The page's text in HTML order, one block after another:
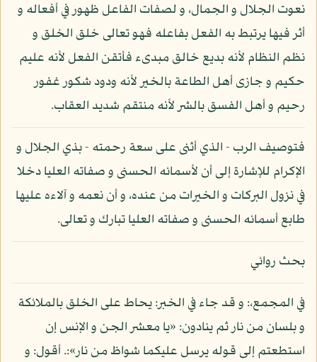
نعوت الجلال و الجمال، و لصفات الفاعل ظهور في أفعاله و
أثر فيها يرتبط به الفعل بفاعله فهو تعالى خلق الخلق و
نظم النظام لأنه بديع خالق مبدىء فأتقن الفعل لأنه عليم
حكيم و جازى أهل الطاعة بالخير لأنه ودود شكور غفور
رحيم و أهل الفسق بالشر لأنه منتقم شديد العقاب.
فتوصيف الرب - الذي أثنى على سعة رحمته - بذي الجلال و
الإكرام للإشارة إلى أن لأسمائه الحسنى و صفاته العليا دخلا
في نزول البركات و الخيرات من عنده، و أن نعمه و آلاءه عليها
طابع أسمائه الحسنى و صفاته العليا تبارك و تعالى.
بحث روائي
في المجمع،: و قد جاء في الخبر: يحاط على الخلق بالملائكة
و بلسان من نار ثم ينادون: «يا معشر الجن و الإنس إن
استطعتم إلى قوله يرسل عليكما شواظ من نار»:. أقول: و